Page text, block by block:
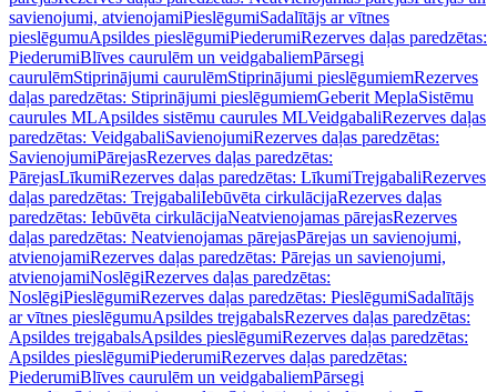
savienojumi, atvienojamiPieslēgumiSadalītājs ar vītnes
pieslēgumuApsildes pieslēgumiPiederumiRezerves daļas paredzētas:
PiederumiBlīves caurulēm un veidgabaliemPārsegi
caurulēmStiprinājumi caurulēmStiprinājumi pieslēgumiemRezerves
daļas paredzētas: Stiprinājumi pieslēgumiemGeberit MeplaSistēmu
caurules MLApsildes sistēmu caurules MLVeidgabaliRezerves daļas
paredzētas: VeidgabaliSavienojumiRezerves daļas paredzētas:
SavienojumiPārejasRezerves daļas paredzētas:
PārejasLīkumiRezerves daļas paredzētas: LīkumiTrejgabaliRezerves
daļas paredzētas: TrejgabaliIebūvēta cirkulācijaRezerves daļas
paredzētas: Iebūvēta cirkulācijaNeatvienojamas pārejasRezerves
daļas paredzētas: Neatvienojamas pārejasPārejas un savienojumi,
atvienojamiRezerves daļas paredzētas: Pārejas un savienojumi,
atvienojamiNoslēgiRezerves daļas paredzētas:
NoslēgiPieslēgumiRezerves daļas paredzētas: PieslēgumiSadalītājs
ar vītnes pieslēgumuApsildes trejgabalsRezerves daļas paredzētas:
Apsildes trejgabalsApsildes pieslēgumiRezerves daļas paredzētas:
Apsildes pieslēgumiPiederumiRezerves daļas paredzētas:
PiederumiBlīves caurulēm un veidgabaliemPārsegi